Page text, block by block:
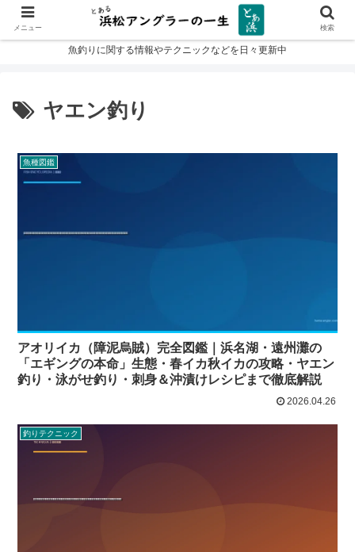
魚釣りに関する情報やテクニックなどを日々更新中
ヤエン釣り
魚種図鑑
アオリイカ（障泥烏賊）完全図鑑｜浜名湖・遠州灘の
「エギングの本命」生態・春イカ秋イカの攻略・ヤエン
釣り・泳がせ釣り・刺身＆沖漬けレシピまで徹底解説
2026.04.26
釣りテクニック
メニュー 検索